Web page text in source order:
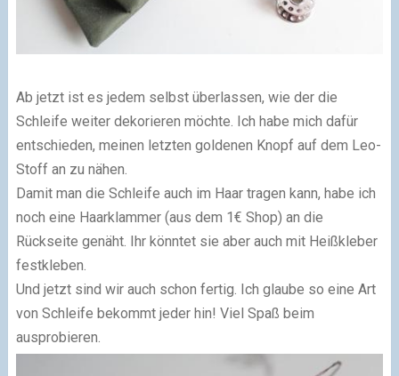
Ab jetzt ist es jedem selbst überlassen, wie der die
Schleife weiter dekorieren möchte. Ich habe mich dafür
entschieden, meinen letzten goldenen Knopf auf dem Leo-
Stoff an zu nähen.
Damit man die Schleife auch im Haar tragen kann, habe ich
noch eine Haarklammer (aus dem 1€ Shop) an die
Rückseite genäht. Ihr könntet sie aber auch mit Heißkleber
festkleben.
Und jetzt sind wir auch schon fertig. Ich glaube so eine Art
von Schleife bekommt jeder hin! Viel Spaß beim
ausprobieren.